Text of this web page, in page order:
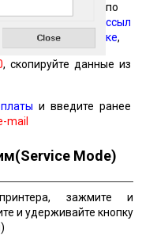
по
ссыл
ке,
, скопируйте данные из
и введите ранее
mail
Mode)
зажмите и
и удерживайте кнопку